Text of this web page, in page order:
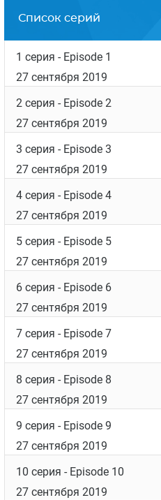
Список серий
1 серия - Episode 1
27 сентября 2019
2 серия - Episode 2
27 сентября 2019
3 серия - Episode 3
27 сентября 2019
4 серия - Episode 4
27 сентября 2019
5 серия - Episode 5
27 сентября 2019
6 серия - Episode 6
27 сентября 2019
7 серия - Episode 7
27 сентября 2019
8 серия - Episode 8
27 сентября 2019
9 серия - Episode 9
27 сентября 2019
10 серия - Episode 10
27 сентября 2019